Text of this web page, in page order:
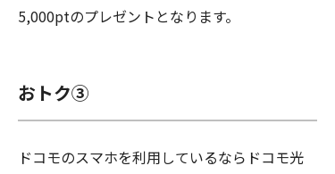
5,000ptのプレゼントとなります。
おトク③
ドコモのスマホを利用しているならドコモ光